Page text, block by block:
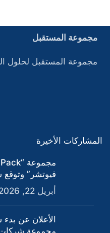
مجموعة المستقبل
مجموعة المستقبل لحلول
المشاركات الأخيرة
فيوتشر”
أبريل 22, 2026
الأعلان عن
مجموعة شركات